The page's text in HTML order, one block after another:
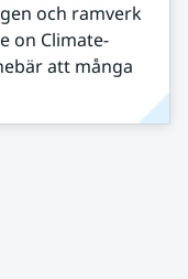
och ramverk
on Climate-
att många